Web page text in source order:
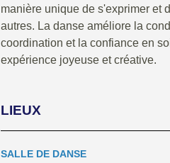
manière unique de s'exprimer et
autres. La danse améliore la
coordination et la confiance en
expérience joyeuse et créative.
LIEUX
SALLE DE DANSE